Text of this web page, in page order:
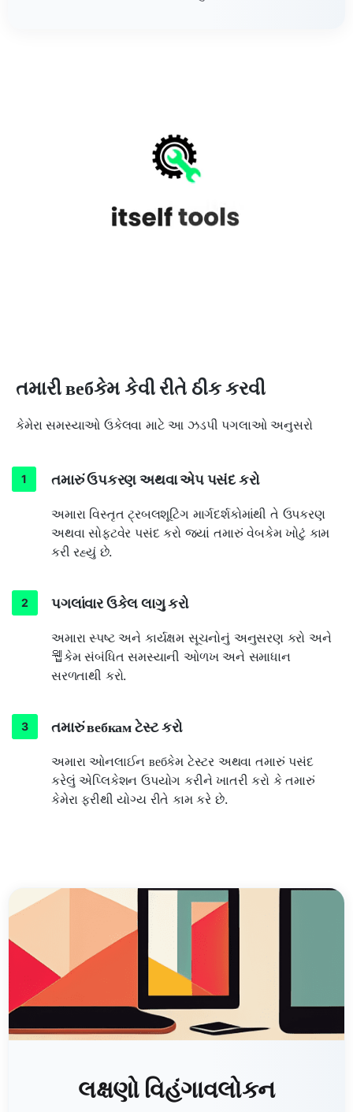
તમારી вебકેમ કેવી રીતે ઠીક કરવી
કેમેરા સમસ્યાઓ ઉકેલવા માટે આ ઝડપી પગલાઓ અનુસરો
તમારું ઉપકરણ અથવા એપ પસંદ કરો
અમારા વિસ્તૃત ટ્રબલશૂટિંગ માર્ગદર્શકોમાંથી તે ઉપકરણ
અથવા સોફ્ટવેર પસંદ કરો જ્યાં તમારું વેબકેમ ખોટું કામ
કરી રહ્યું છે.
પગલાંવાર ઉકેલ લાગુ કરો
અમારા સ્પષ્ટ અને કાર્યક્ષમ સૂચનોનું અનુસરણ કરો અને
웹કેમ સંબંધિત સમસ્યાની ઓળખ અને સમાધાન
સરળતાથી કરો.
તમારું вебкам ટેસ્ટ કરો
અમારા ઓનલાઈન вебકેમ ટેસ્ટર અથવા તમારું પસંદ
કરેલું એપ્લિકેશન ઉપયોગ કરીને ખાતરી કરો કે તમારું
કેમેરા ફરીથી યોગ્ય રીતે કામ કરે છે.
લક્ષણો વિહંગાવલોકન